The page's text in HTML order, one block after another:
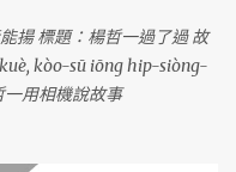
揚 標題：楊哲一過了過 故
kòo-sū iōng hip-siòng-
用相機說故事